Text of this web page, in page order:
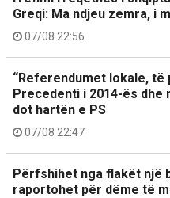
Greqi: Ma ndjeu zemra, i
07/08 22:56
“Referendumet lokale, të
Precedenti i 2014-ës dhe
dot hartën e PS
07/08 22:47
Përfshihet nga flakët një
raportohet për dëme të